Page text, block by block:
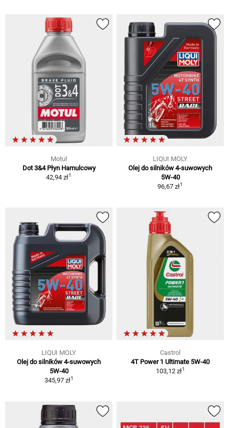
Motul
Dot 3&4 Płyn Hamulcowy
42,94 zł1
LIQUI MOLY
Olej do silników 4-suwowych
5W-40
96,67 zł1
LIQUI MOLY
Olej do silników 4-suwowych
5W-40
345,97 zł1
Castrol
4T Power 1 Ultimate 5W-40
103,12 zł1